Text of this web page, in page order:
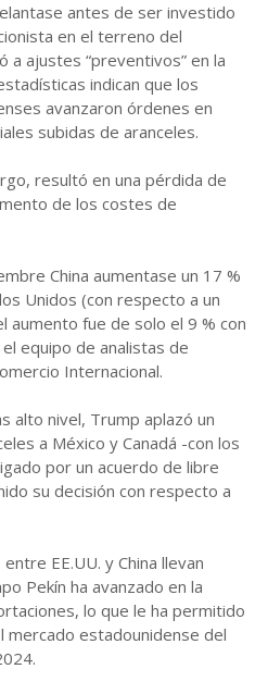
antes de ser investido
en el terreno del
a ajustes “preventivos” en la
indican que los
avanzaron órdenes en
subidas de aranceles.
resultó en una pérdida de
de los costes de
China aumentase un 17 %
Unidos (con respecto a un
aumento fue de solo el 9 % con
equipo de analistas de
Internacional.
alto nivel, Trump aplazó un
a México y Canadá -con los
por un acuerdo de libre
su decisión con respecto a
EE.UU. y China llevan
Pekín ha avanzado en la
lo que le ha permitido
mercado estadounidense del